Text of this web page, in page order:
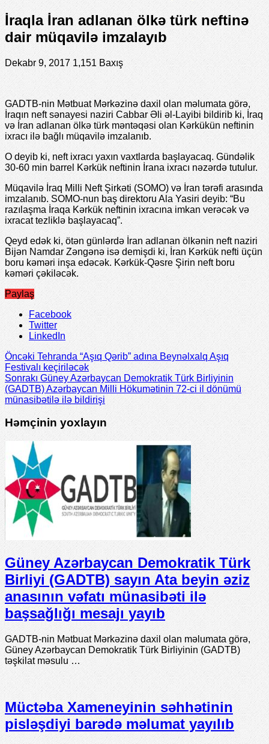
İraqla İran adlanan ölkə türk neftinə
dair müqavilə imzalayıb
Dekabr 9, 2017 1,151 Baxış
GADTB-nin Mətbuat Mərkəzinə daxil olan məlumata görə,
İraqın neft sənayesi naziri Cabbar Əli əl-Layibi bildirib ki, İraq
və İran adlanan ölkə türk məntəqəsi olan Kərkükün neftinin
ixracı ilə bağlı müqavilə imzalanıb.
O deyib ki, neft ixracı yaxın vaxtlarda başlayacaq. Gündəlik
30-60 min barrel Kərkük neftinin İrana ixracı nəzərdə tutulur.
Müqavilə İraq Milli Neft Şirkəti (SOMO) və İran tərəfi arasında
imzalanıb. SOMO-nun baş direktoru Ala Yasiri deyib: “Bu
razılaşma İraqa Kərkük neftinin ixracına imkan verəcək və
ixracat tezliklə başlayacaq”.
Qeyd edək ki, ötən günlərdə İran adlanan ölkənin neft naziri
Bijən Namdar Zəngənə isə demişdi ki, İran Kərkük nefti üçün
boru kəməri inşa edəcək. Kərkük-Qəsre Şirin neft boru
kəməri çəkiləcək.
Paylaş
Facebook
Twitter
LinkedIn
Öncəki Tehranda “Aşıq Qərib” adına Beynəlxalq Aşıq
Festivalı keçiriləcək
SonrakıGüney Azərbaycan Demokratik Türk Birliyinin
(GADTB) Azərbaycan Milli Hökumətinin 72-ci il dönümü
münasibətilə ilə bildirişi
Həmçinin yoxlayın
Güney Azərbaycan Demokratik Türk
Birliyi (GADTB) sayın Ata beyin əziz
anasının vəfatı münasibəti ilə
başsağlığı mesajı yayıb
GADTB-nin Mətbuat Mərkəzinə daxil olan məlumata görə,
Güney Azərbaycan Demokratik Türk Birliyinin (GADTB)
təşkilat məsulu …
Müctəba Xameneyinin səhhətinin
pisləşdiyi barədə məlumat yayılıb